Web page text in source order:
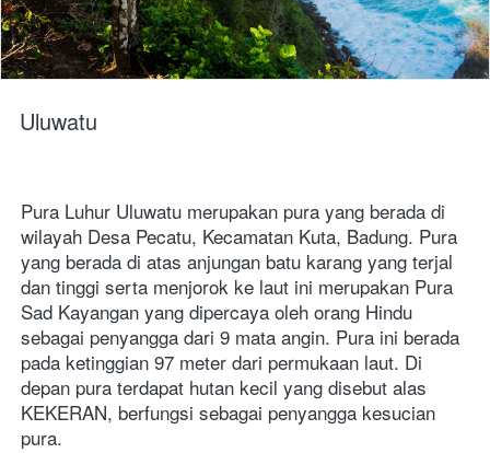
Uluwatu
Pura Luhur Uluwatu merupakan pura yang berada di
wilayah Desa Pecatu, Kecamatan Kuta, Badung. Pura
yang berada di atas anjungan batu karang yang terjal
dan tinggi serta menjorok ke laut ini merupakan Pura
Sad Kayangan yang dipercaya oleh orang Hindu
sebagai penyangga dari 9 mata angin. Pura ini berada
pada ketinggian 97 meter dari permukaan laut. Di
depan pura terdapat hutan kecil yang disebut alas
KEKERAN, berfungsi sebagai penyangga kesucian
pura.